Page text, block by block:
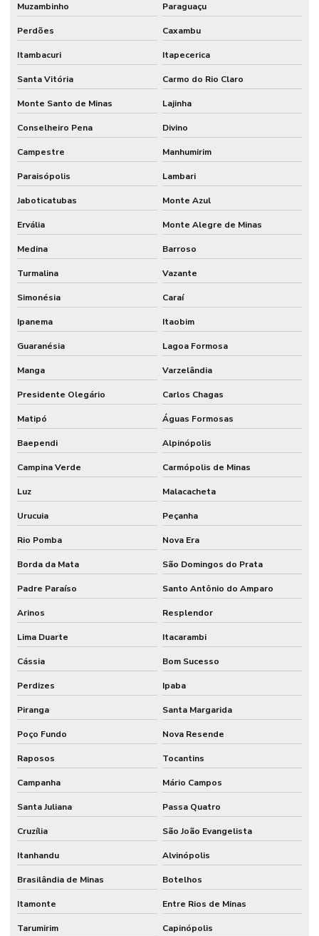
Muzambinho Paraguaçu
Perdões Caxambu
Itambacuri Itapecerica
Santa Vitória Carmo do Rio Claro
Monte Santo de Minas Lajinha
Conselheiro Pena Divino
Campestre Manhumirim
Paraisópolis Lambari
Jaboticatubas Monte Azul
Ervália Monte Alegre de Minas
Medina Barroso
Turmalina Vazante
Simonésia Caraí
Ipanema Itaobim
Guaranésia Lagoa Formosa
Manga Varzelândia
Presidente Olegário Carlos Chagas
Matipó Águas Formosas
Baependi Alpinópolis
Campina Verde Carmópolis de Minas
Luz Malacacheta
Urucuia Peçanha
Rio Pomba Nova Era
Borda da Mata São Domingos do Prata
Padre Paraíso Santo Antônio do Amparo
Arinos Resplendor
Lima Duarte Itacarambi
Cássia Bom Sucesso
Perdizes Ipaba
Piranga Santa Margarida
Poço Fundo Nova Resende
Raposos Tocantins
Campanha Mário Campos
Santa Juliana Passa Quatro
Cruzília São João Evangelista
Itanhandu Alvinópolis
Brasilândia de Minas Botelhos
Itamonte Entre Rios de Minas
Tarumirim Capinópolis